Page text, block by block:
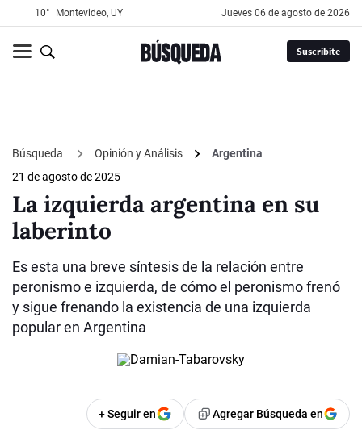
10° Montevideo, UY jueves 06 de agosto de 2026
Suscribite
Búsqueda Opinión y Análisis
Argentina
21 de agosto de 2025
La izquierda argentina en su
laberinto
Es esta una breve síntesis de la relación entre
peronismo e izquierda, de cómo el peronismo frenó
y sigue frenando la existencia de una izquierda
popular en Argentina
+ Seguir en Agregar Búsqueda en